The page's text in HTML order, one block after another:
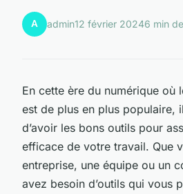
A admin12 février 20246 min
En cette ère du numérique où
est de plus en plus populaire,
d’avoir les bons outils pour
efficace de votre travail. Que
entreprise, une équipe ou un
avez besoin d’outils qui vous